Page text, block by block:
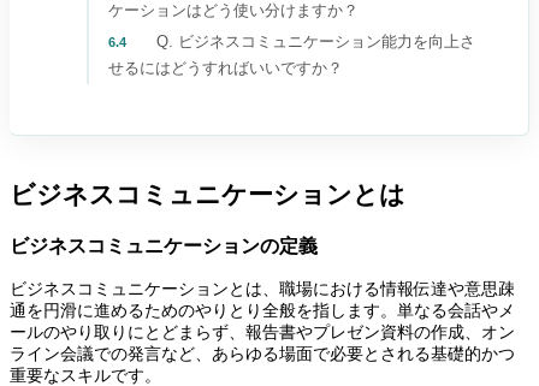
ケーションはどう使い分けますか？
6.4
Q. ビジネスコミュニケーション能力を向上さ
せるにはどうすればいいですか？
ビジネスコミュニケーションとは
ビジネスコミュニケーションの定義
ビジネスコミュニケーションとは、職場における情報伝達や意思疎
通を円滑に進めるためのやりとり全般を指します。単なる会話やメ
ールのやり取りにとどまらず、報告書やプレゼン資料の作成、オン
ライン会議での発言など、あらゆる場面で必要とされる基礎的かつ
重要なスキルです。